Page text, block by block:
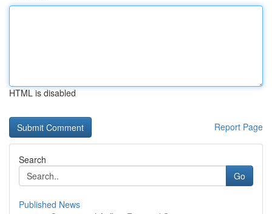
HTML is disabled
Report Page
Search
Go
Published News